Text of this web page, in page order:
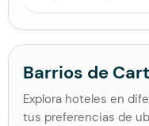
Barrios de
Explora hoteles en
tus preferencias de